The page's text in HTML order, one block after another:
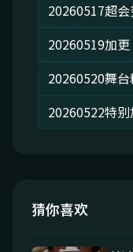
20260517超
20260519加更
20260520舞台
20260522特
猜你喜欢